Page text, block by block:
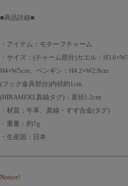
■商品詳細■
・アイテム：モチーフチャーム
・サイズ：(チャーム部分)カエル：
H4×W5cm、ペンギン：H4.2×W2.9cm
(フック金具部分)内径約1cm
(HIRAMEKI.真鍮タグ)：直径1.2cm
・材質：牛革、真鍮・すず合金(タグ)
・重量：約7g
・生産国：日本
Notice!